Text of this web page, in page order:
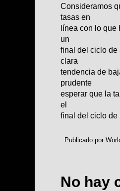
Consideramos
tasas en
línea con lo que
un
final del ciclo de
clara
tendencia de
prudente
esperar que la
el
final del ciclo de
Publicado por
No hay